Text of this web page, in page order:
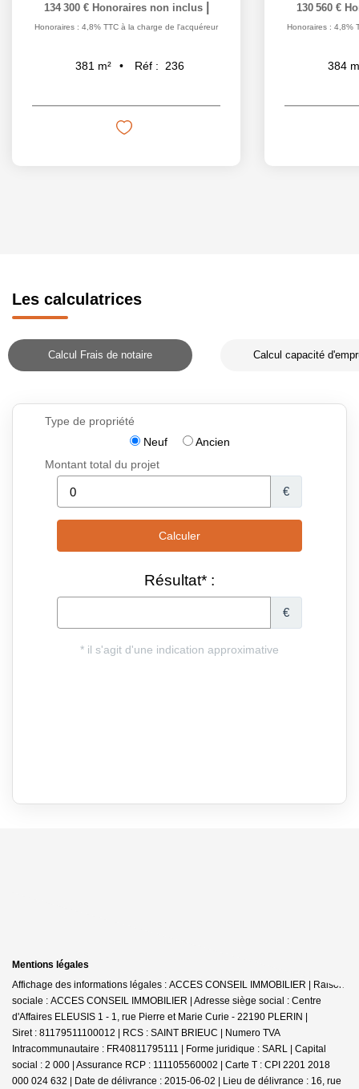
134 300 € Honoraires non inclus
Honoraires : 4,8% TTC à la charge de l'acquéreur
381 m² Réf : 236
130 560 €
Honoraires : 4,8%
384
Les calculatrices
Calcul Frais de notaire Calcul capacité
Mentions légales
Affichage des informations légales : ACCES CONSEIL IMMOBILIER | Raison
sociale : ACCES CONSEIL IMMOBILIER | Adresse siège social : Centre
d'Affaires ELEUSIS 1 - 1, rue Pierre et Marie Curie - 22190 PLERIN |
Siret : 81179511100012 | RCS : SAINT BRIEUC | Numero TVA
Intracommunautaire : FR40811795111 | Forme juridique : SARL | Capital
social : 2 000 | Assurance RCP : 111105560002 | Carte T : CPI 2201 2018
000 024 632 | Date de délivrance : 2015-06-02 | Lieu de délivrance : 16, rue